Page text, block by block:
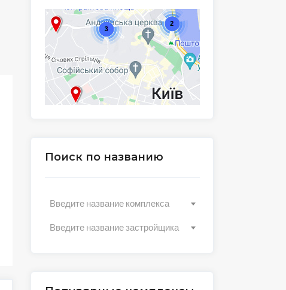
Поиск по названию
Введите название комплекса
Введите название застройщика